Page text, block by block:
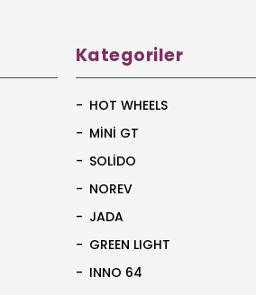
Kategoriler
HOT WHEELS
MİNİ GT
SOLİDO
NOREV
JADA
GREEN LIGHT
INNO 64